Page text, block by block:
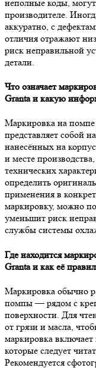
неполные коды, могут
производителе.
аккуратно, с
отличия отражают
риск неправильной
детали.
Что означает
Granta и какую
Маркировка на
представляет собой
нанесённых на
и месте
технических
определить
применения в
маркировку, можно
уменьшит риск
службы системы
Где находится
Granta и как её
Маркировка обычно
помпы — рядом с
поверхности. Для
от грязи и масла,
маркировка
которые следует
Рекомендуется